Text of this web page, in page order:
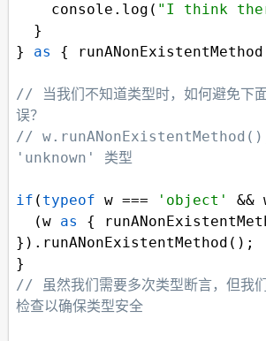
console . log ( "I think
} as { runANonExistentMethod
// 当我们不知道类型时，如何避免下
误？
//
'unknown' 类型
if ( typeof w === 'object' &&
  (
w as {
}). runANonExistentMethod
// 虽然我们需要多次类型断言，但
检查以确保类型安全